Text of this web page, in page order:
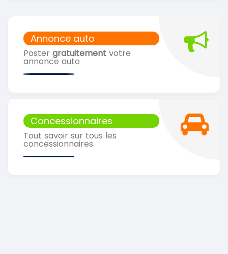
Annonce auto
Poster gratuitement votre
annonce auto
Concessionnaires
Tout savoir sur tous les
concessionnaires